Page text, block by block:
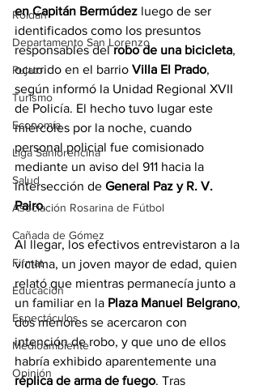
Roldán
Departamento San Lorenzo
Pujato
Turismo
Economía
Liga Sanlorencina
Salud
Asociación Rosarina de Fútbol
Cañada de Gómez
Firmat
Educación
Espectáculos
Medioambiente
Opinión
en Capitán Bermúdez luego de ser
identificados como los presuntos
responsables del robo de una bicicleta,
ocurrido en el barrio Villa El Prado,
según informó la Unidad Regional XVII
de Policía. El hecho tuvo lugar este
miércoles por la noche, cuando
personal policial fue comisionado
mediante un aviso del 911 hacia la
intersección de General Paz y R. V.
Pairo.
Al llegar, los efectivos entrevistaron a la
víctima, un joven mayor de edad, quien
relató que mientras permanecía junto a
un familiar en la Plaza Manuel Belgrano,
dos menores se acercaron con
intención de robo, y que uno de ellos
habría exhibido aparentemente una
réplica de arma de fuego. Tras